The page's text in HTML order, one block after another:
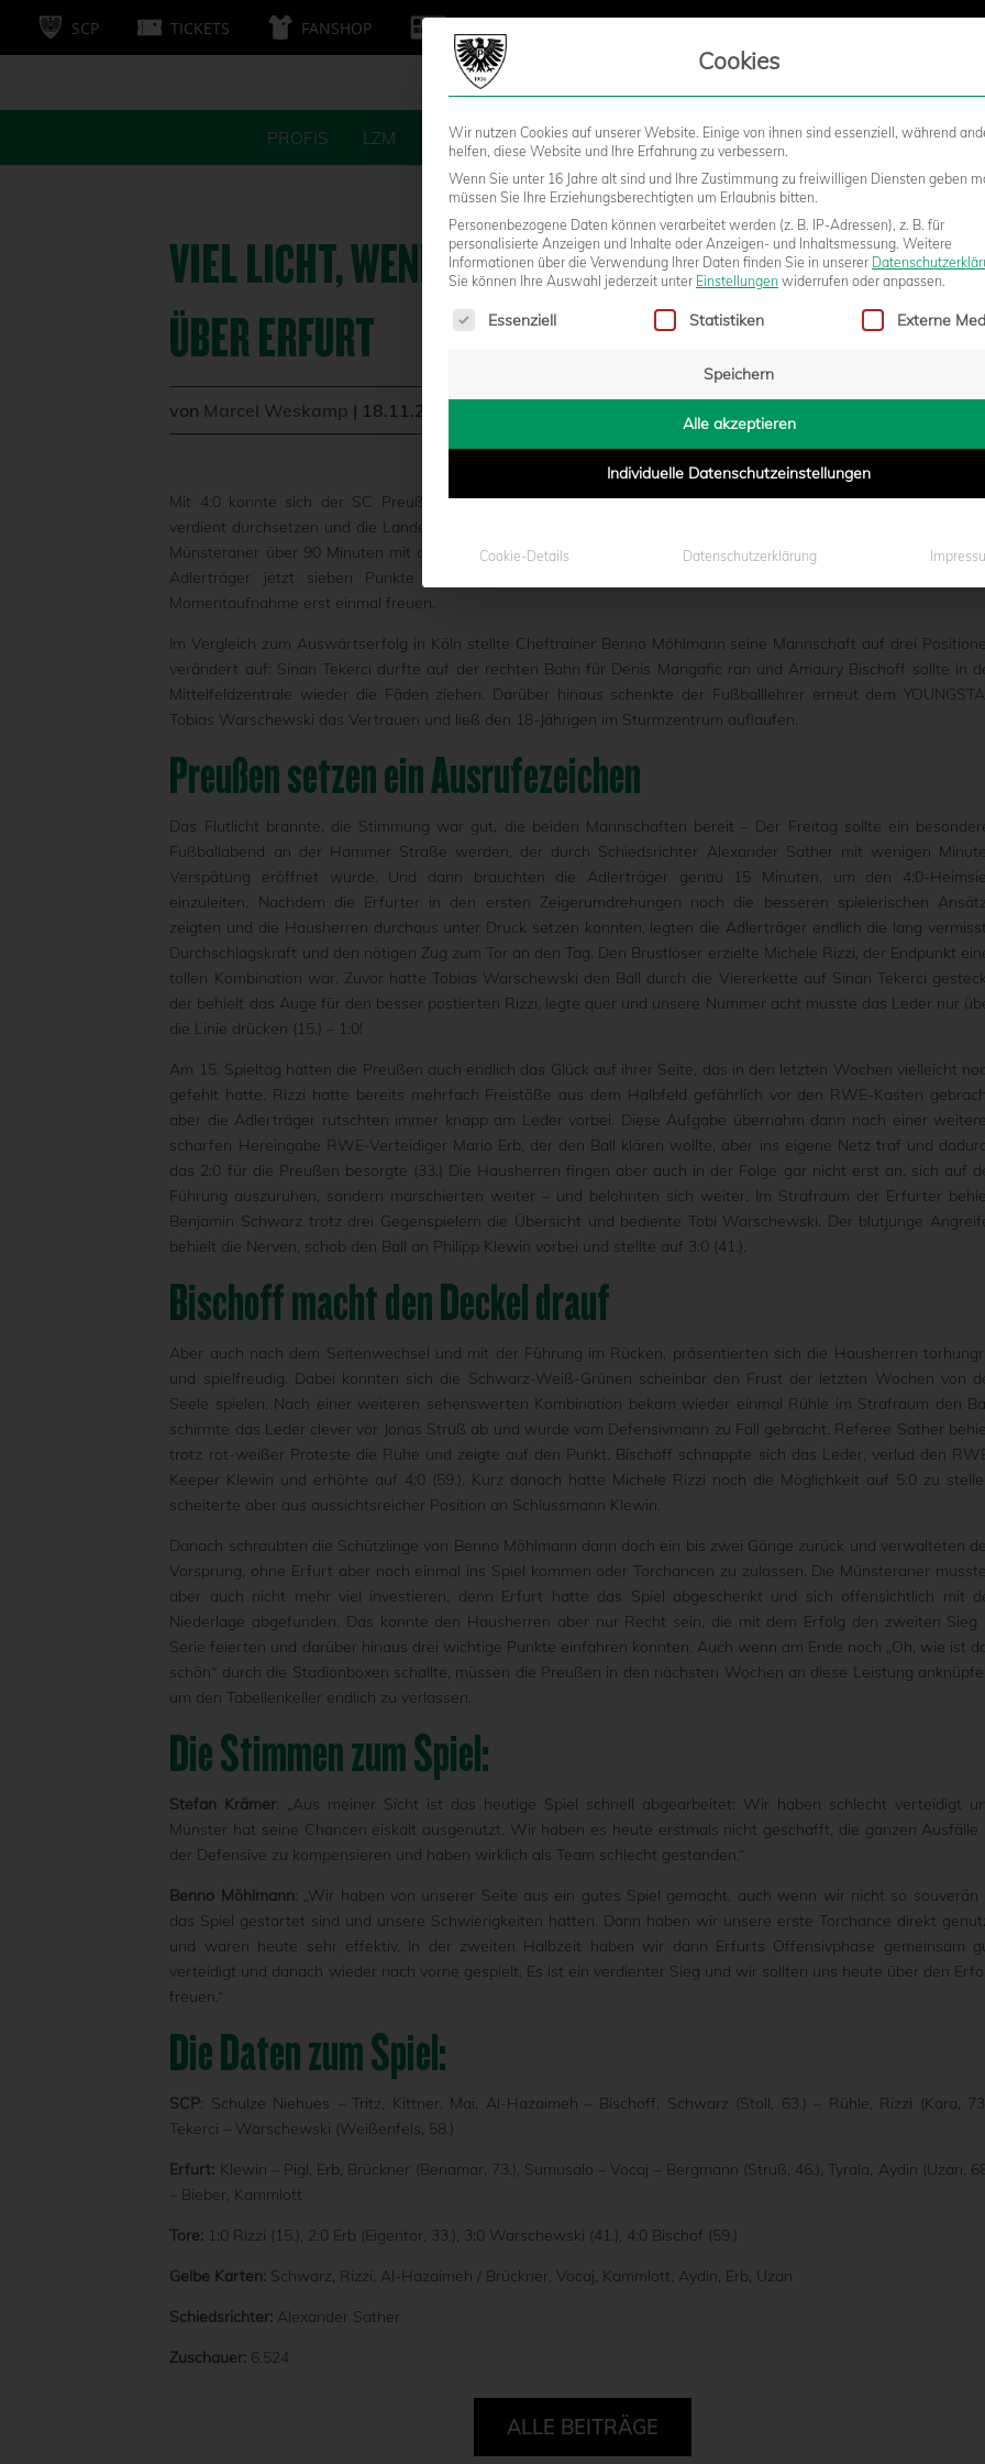
SCP TICKETS FANSHOP
PROFIS LZM FANS STADION BUSINESS KIDS
VIEL LICHT, WENIG SCHATTEN BEIM FLUTLICHTSIEG
ÜBER ERFURT
von Marcel Weskamp | 18.11.2016 - 22:15
Mit 4:0 konnte sich der SC Preußen 06 e.V. Münster am Freitagabend beim Heimspiel gegen Rot-Weiß
verdient durchsetzen und die Landeshauptstädter punktlos wieder nach Thüringen schicken. Dabei überzeugten
Münsteraner über 90 Minuten mit defensiver Kompaktheit, gepaart mit einer effektiven Offensive. Damit haben
Adlerträger jetzt sieben Punkte aus den letzten drei Spielen eingesammelt und dürfen sich über
Momentaufnahme erst einmal freuen.
Im Vergleich zum Auswärtserfolg in Köln stellte Cheftrainer Benno Möhlmann seine Mannschaft auf drei
verändert auf: Sinan Tekerci durfte auf der rechten Bahn für Denis Mangafic ran und Amaury Bischoff sollte in
Mittelfeldzentrale wieder die Fäden ziehen. Darüber hinaus schenkte der Fußballlehrer erneut dem
Tobias Warschewski das Vertrauen und ließ den 18-Jährigen im Sturmzentrum auflaufen.
Preußen setzen ein Ausrufezeichen
Das Flutlicht brannte, die Stimmung war gut, die beiden Mannschaften bereit – Der Freitag sollte ein
Fußballabend an der Hammer Straße werden, der durch Schiedsrichter Alexander Sather mit wenigen
Verspätung eröffnet wurde. Und dann brauchten die Adlerträger genau 15 Minuten, um den 4:0-
einzuleiten. Nachdem die Erfurter in den ersten Zeigerumdrehungen noch die besseren spielerischen
zeigten und die Hausherren durchaus unter Druck setzen konnten, legten die Adlerträger endlich die lang
Durchschlagskraft und den nötigen Zug zum Tor an den Tag. Den Brustlöser erzielte Michele Rizzi, der Endpunkt
tollen Kombination war. Zuvor hatte Tobias Warschewski den Ball durch die Viererkette auf Sinan Tekerci
der behielt das Auge für den besser postierten Rizzi, legte quer und unsere Nummer acht musste das Leder nur
die Linie drücken (15.) – 1:0!
Am 15. Spieltag hatten die Preußen auch endlich das Glück auf ihrer Seite, das in den letzten Wochen vielleicht
gefehlt hatte. Rizzi hatte bereits mehrfach Freistöße aus dem Halbfeld gefährlich vor den RWE-Kasten
aber die Adlerträger rutschten immer knapp am Leder vorbei. Diese Aufgabe übernahm dann nach einer
scharfen Hereingabe RWE-Verteidiger Mario Erb, der den Ball klären wollte, aber ins eigene Netz traf und
das 2:0 für die Preußen besorgte (33.) Die Hausherren fingen aber auch in der Folge gar nicht erst an, sich auf
Führung auszuruhen, sondern marschierten weiter – und belohnten sich weiter. Im Strafraum der Erfurter
Benjamin Schwarz trotz drei Gegenspielern die Übersicht und bediente Tobi Warschewski. Der blutjunge
behielt die Nerven, schob den Ball an Philipp Klewin vorbei und stellte auf 3:0 (41.).
Bischoff macht den Deckel drauf
Aber auch nach dem Seitenwechsel und mit der Führung im Rücken, präsentierten sich die Hausherren
und spielfreudig. Dabei konnten sich die Schwarz-Weiß-Grünen scheinbar den Frust der letzten Wochen von
Seele spielen. Nach einer weiteren sehenswerten Kombination bekam wieder einmal Rühle im Strafraum den
schirmte das Leder clever vor Jonas Struß ab und wurde vom Defensivmann zu Fall gebracht. Referee Sather
trotz rot-weißer Proteste die Ruhe und zeigte auf den Punkt. Bischoff schnappte sich das Leder, verlud den
Keeper Klewin und erhöhte auf 4:0 (59.). Kurz danach hatte Michele Rizzi noch die Möglichkeit auf 5:0 zu
scheiterte aber aus aussichtsreicher Position an Schlussmann Klewin.
Danach schraubten die Schützlinge von Benno Möhlmann dann doch ein bis zwei Gänge zurück und verwalteten
Vorsprung, ohne Erfurt aber noch einmal ins Spiel kommen oder Torchancen zu zulassen. Die Münsteraner
aber auch nicht mehr viel investieren, denn Erfurt hatte das Spiel abgeschenkt und sich offensichtlich mit
Niederlage abgefunden. Das konnte den Hausherren aber nur Recht sein, die mit dem Erfolg den zweiten Sieg
Serie feierten und darüber hinaus drei wichtige Punkte einfahren konnten. Auch wenn am Ende noch „Oh, wie ist
schön“ durch die Stadionboxen schallte, müssen die Preußen in den nächsten Wochen an diese Leistung
um den Tabellenkeller endlich zu verlassen.
Die Stimmen zum Spiel:
Stefan Krämer: „Aus meiner Sicht ist das heutige Spiel schnell abgearbeitet: Wir haben schlecht verteidigt
Münster hat seine Chancen eiskalt ausgenutzt. Wir haben es heute erstmals nicht geschafft, die ganzen Ausfälle
der Defensive zu kompensieren und haben wirklich als Team schlecht gestanden.“
Benno Möhlmann: „Wir haben von unserer Seite aus ein gutes Spiel gemacht, auch wenn wir nicht so souverän
das Spiel gestartet sind und unsere Schwierigkeiten hatten. Dann haben wir unsere erste Torchance direkt
und waren heute sehr effektiv. In der zweiten Halbzeit haben wir dann Erfurts Offensivphase gemeinsam
verteidigt und danach wieder nach vorne gespielt. Es ist ein verdienter Sieg und wir sollten uns heute über den
freuen.“
Die Daten zum Spiel:
SCP: Schulze Niehues – Tritz, Kittner, Mai, Al-Hazaimeh – Bischoff, Schwarz (Stoll, 63.) – Rühle, Rizzi (Kara,
Tekerci – Warschewski (Weißenfels, 58.)
Erfurt: Klewin – Pigl, Erb, Brückner (Benamar, 73.), Sumusalo – Vocaj – Bergmann (Struß, 46.), Tyrala, Aydin (Uzan,
– Bieber, Kammlott
Tore: 1:0 Rizzi (15.), 2:0 Erb (Eigentor, 33.), 3:0 Warschewski (41.), 4:0 Bischof (59.)
Gelbe Karten: Schwarz, Rizzi, Al-Hazaimeh / Brückner, Vocaj, Kammlott, Aydin, Erb, Uzan
Schiedsrichter: Alexander Sather
Zuschauer: 6.524
ALLE BEITRÄGE
Cookies
Wir nutzen Cookies auf unserer Website. Einige von ihnen sind essenziell, während
helfen, diese Website und Ihre Erfahrung zu verbessern.
Wenn Sie unter 16 Jahre alt sind und Ihre Zustimmung zu freiwilligen Diensten geben
müssen Sie Ihre Erziehungsberechtigten um Erlaubnis bitten.
Personenbezogene Daten können verarbeitet werden (z. B. IP-Adressen), z. B. für
personalisierte Anzeigen und Inhalte oder Anzeigen- und Inhaltsmessung. Weitere
Informationen über die Verwendung Ihrer Daten finden Sie in unserer
Sie können Ihre Auswahl jederzeit unter Einstellungen widerrufen oder anpassen.
Es folgt eine Liste der Service-Gruppen, für die eine Einwilligung erteilt
Essenziell Statistiken Externe
Speichern
Alle akzeptieren
Individuelle Datenschutzeinstellungen
Cookie-Details Datenschutzerklärung